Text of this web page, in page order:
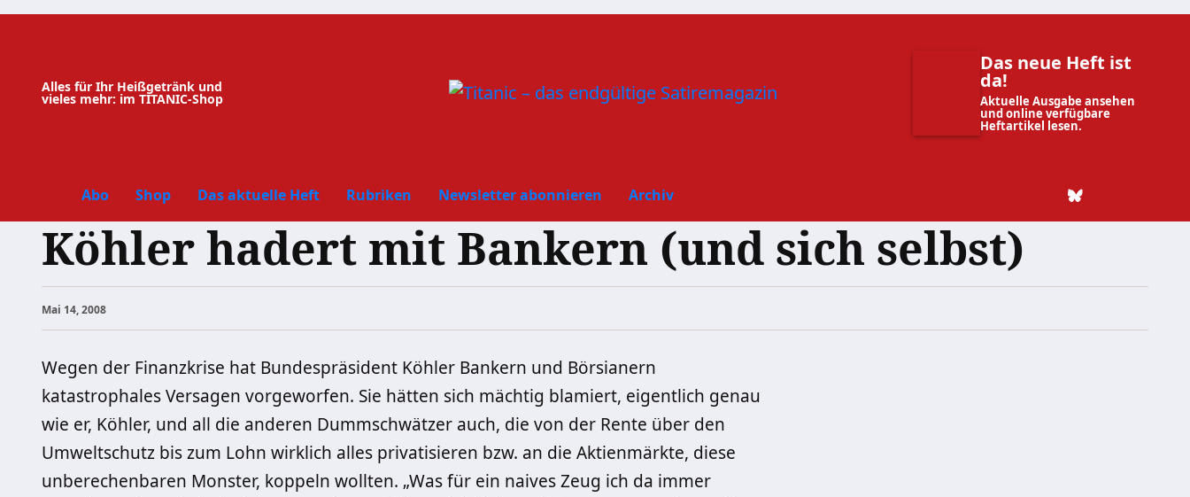
Zum
Alles für Ihr Heißgetränk und
vieles mehr: im TITANIC-Shop
Das neue Heft ist
da!
Aktuelle Ausgabe ansehen
und online verfügbare
Heftartikel lesen.
Abo Shop Das aktuelle Heft Rubriken Newsletter abonnieren Archiv
Köhler hadert mit Bankern (und sich selbst)
Mai 14, 2008
Wegen der Finanzkrise hat Bundespräsident Köhler Bankern und Börsianern
katastrophales Versagen vorgeworfen. Sie hätten sich mächtig blamiert, eigentlich genau
wie er, Köhler, und all die anderen Dummschwätzer auch, die von der Rente über den
Umweltschutz bis zum Lohn wirklich alles privatisieren bzw. an die Aktienmärkte, diese
unberechenbaren Monster, koppeln wollten. „Was für ein naives Zeug ich da immer